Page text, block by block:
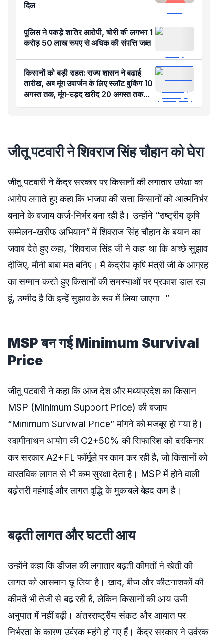
दिल
पुलिस ने पकड़े शातिर आरोपी, चोरी की लगभग 1
करोड़ 50 लाख रूपए से अधिक की संपत्ति जब्‍त
किसानों को बड़ी राहत: राज्य शासन ने बढाई
तारीख, अब मूंग उपार्जन के लिए स्लॉट बुकिंग 10
अगस्त तक, मूंग-उड़द खरीद 20 अगस्त तक
होगी
जीतू पटवारी ने शिवराज सिंह चौहान को घेरा
जीतू पटवारी ने केंद्र सरकार पर किसानों की लगातार उपेक्षा का
आरोप लगाते हुए कहा कि भाजपा की सत्ता किसानों को आत्मनिर्भर
बनाने के बजाय कर्ज-निर्भर बना रही है। उन्होंने “राष्ट्रीय कृषि
सम्मेलन-खरीफ अभियान” में शिवराज सिंह चौहान के बयान का
जवाब देते हुए कहा, “शिवराज सिंह जी ने कहा था कि अच्छे सुझाव
दीजिए, मौनी बाबा मत बनिए। मैं केंद्रीय कृषि मंत्री जी के आग्रह
का सम्मान करते हुए किसानों की समस्याओं पर प्रकाश डाल रहा
हूं, उम्मीद है कि इन्हें सुझाव के रूप में लिया जाएगा।”
MSP बन गई Minimum Survival
Price
जीतू पटवारी ने कहा कि आज देश और मध्यप्रदेश का किसान
MSP (Minimum Support Price) की बजाय
“Minimum Survival Price” मांगने को मजबूर हो गया है।
स्वामीनाथन आयोग की C2+50% की सिफारिश को दरकिनार
कर सरकार A2+FL फॉर्मूले पर काम कर रही है, जो किसानों को
वास्तविक लागत से भी कम सुरक्षा देता है। MSP में होने वाली
बढ़ोतरी महंगाई और लागत वृद्धि के मुकाबले बेहद कम है।
बढ़ती लागत और घटती आय
उन्होंने कहा कि डीजल की लगातार बढ़ती कीमतों ने खेती की
लागत को आसमान छू लिया है। खाद, बीज और कीटनाशकों की
कीमतें भी तेजी से बढ़ रही हैं, लेकिन किसानों की आय उसी
अनुपात में नहीं बढ़ी। अंतरराष्ट्रीय संकट और आयात पर
निर्भरता के कारण उर्वरक महंगे हो गए हैं। केंद्र सरकार ने उर्वरक